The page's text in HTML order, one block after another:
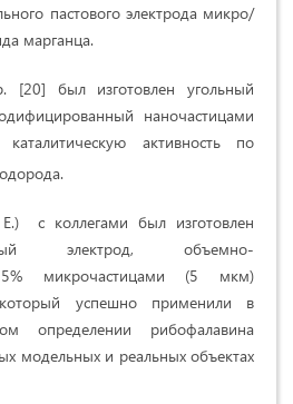
пастового электрода микро/
марганца.
был изготовлен угольный
наночастицами
активность по
с коллегами был изготовлен
электрод, объемно-
5% микрочастицами (5 мкм)
успешно применили в
определении рибофалавина
модельных и реальных объектах